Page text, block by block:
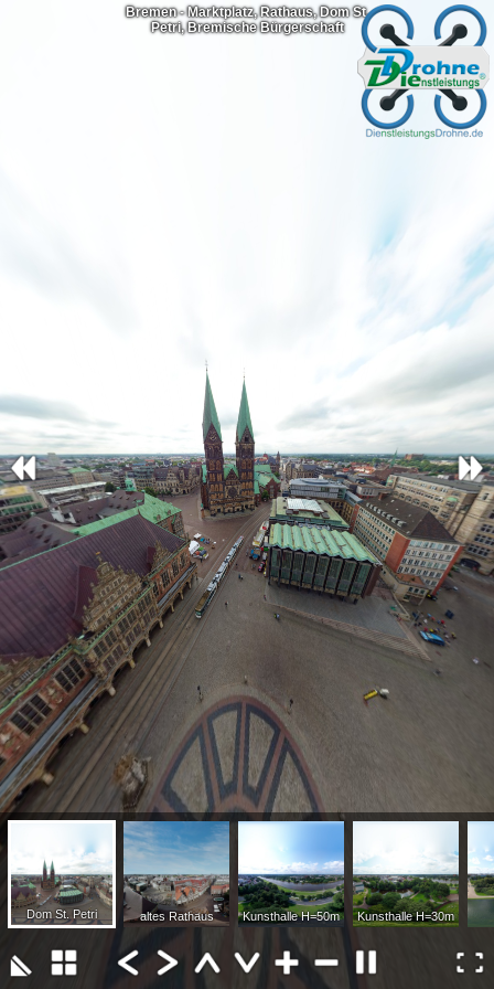
Dom St. Petri altes Rathaus Kunsthalle H=50m Kunsthalle H=30m
Bremen - Marktplatz, Rathaus, Dom St.
Petri, Bremische Bürgerschaft